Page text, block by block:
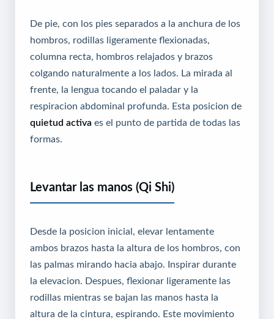
De pie, con los pies separados a la anchura de los
hombros, rodillas ligeramente flexionadas,
columna recta, hombros relajados y brazos
colgando naturalmente a los lados. La mirada al
frente, la lengua tocando el paladar y la
respiracion abdominal profunda. Esta posicion de
quietud activa es el punto de partida de todas las
formas.
Levantar las manos (Qi Shi)
Desde la posicion inicial, elevar lentamente
ambos brazos hasta la altura de los hombros, con
las palmas mirando hacia abajo. Inspirar durante
la elevacion. Despues, flexionar ligeramente las
rodillas mientras se bajan las manos hasta la
altura de la cintura, espirando. Este movimiento